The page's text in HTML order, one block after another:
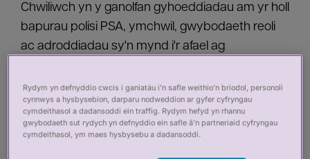
Chwiliwch yn y ganolfan gyhoeddiadau am yr holl
bapurau polisi PSA, ymchwil, gwybodaeth reoli
ac adroddiadau sy'n mynd i'r afael ag
Mae hwn yn cael ei ddiweddaru'n rheolaidd.
Filter by:
Rydym yn defnyddio cwcis i ganiatáu i’n safle weithio’n briodol, personoli
cynnwys a hysbysebion, darparu nodweddion ar gyfer cyfryngau
cymdeithasol a dadansoddi ein traffig. Rydym hefyd yn rhannu
gwybodaeth sut rydych yn defnyddio ein safle â’n partneriaid cyfryngau
cymdeithasol, ym maes hysbysebu a dadansoddi.